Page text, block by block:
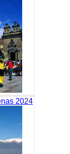
2024